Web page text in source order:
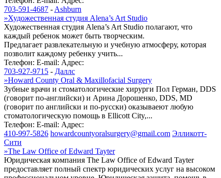
703-591-4687 - Ashburn
»Художественная студия Alena’s Art Studio
Художественная студия Alena’s Art Studio полагают, что
каждый ребенок может быть творческим.
Предлагает развлекательную и учебную атмосферу, которая
позволит каждому ребенку учить...
Телефон: E-mail: Адрес:
703-927-9715 - Даллс
»Howard County Oral & Maxillofacial Surgery
Зубные врачи и стоматологические хирурги Пол Герман, DDS
(говорит по-английски) и Арина Дорошенко, DDS, MD
(говорит по английски и по-русски) оказываеют любую
стоматологическую помощь в Ellicott City,...
Телефон: E-mail: Адрес:
410-997-5826 howardcountyoralsurgery@gmail.com Элликотт-
Сити
»The Law Office of Edward Tayter
Юридическая компания The Law Office of Edward Tayter
предоставляет полный спектр юридических услуг на высоком